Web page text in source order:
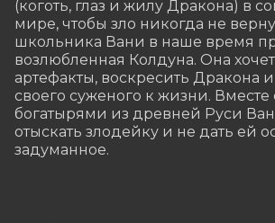
(коготь, глаз и жилу Дракона) в
мире, чтобы зло никогда не
школьника Вани в наше время
возлюбленная Колдуна. Она
артефакты, воскресить Дракона
своего суженого к жизни. Вместе
богатырями из древней Руси
отыскать злодейку и не дать ей
задуманное.